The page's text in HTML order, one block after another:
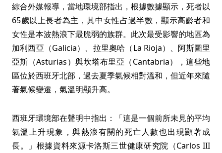
綜合外媒報導，當地環境部指出，根據數據顯示，死者以
65歲以上長者為主，其中女性占過半數，顯示高齡者和
女性是本波熱浪下最脆弱的族群。此次最受影響的地區為
加利西亞（Galicia）、拉里奧哈（La Rioja）、阿斯圖里
亞斯（Asturias）與坎塔布里亞（Cantabria），這些地
區位於西班牙北部，過去夏季氣候相對溫和，但近年來隨
著氣候變遷，氣溫明顯升高。
西班牙環境部在聲明中指出：「這是一個前所未見的平均
氣溫上升現象，與熱浪有關的死亡人數也出現顯著成
長。」根據資料來源卡洛斯三世健康研究院（Carlos III